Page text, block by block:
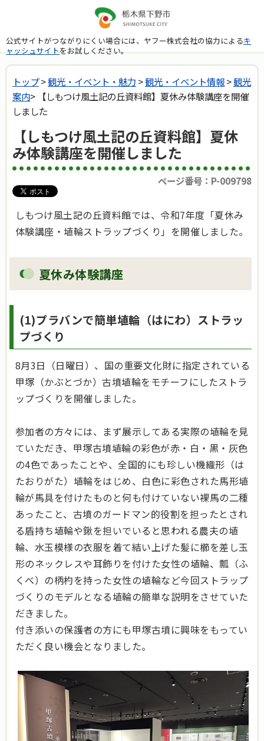
公式サイトがつながりにくい場合には、ヤフー株式会社の協力によるキ
ャッシュサイトをお試しください。
トップ>観光・イベント・魅力 >観光・イベント情報>観光
案内> 【しもつけ風土記の丘資料館】夏休み体験講座を開催
しました
【しもつけ風土記の丘資料館】夏休
み体験講座を開催しました
ページ番号：P-009798
しもつけ風土記の丘資料館では、令和7年度「夏休み
体験講座・埴輪ストラップづくり」を開催しました。
夏休み体験講座
(1)プラバンで簡単埴輪（はにわ）ストラッ
プづくり
8月3日（日曜日）、国の重要文化財に指定されている
甲塚（かぶとづか）古墳埴輪をモチーフにしたストラ
ップづくりを開催しました。
参加者の方々には、まず展示してある実際の埴輪を見
ていただき、甲塚古墳埴輪の彩色が赤・白・黒・灰色
の4色であったことや、全国的にも珍しい機織形（は
たおりがた）埴輪をはじめ、白色に彩色された馬形埴
輪が馬具を付けたものと何も付けていない裸馬の二種
あったこと、古墳のガードマン的役割を担ったとされ
る盾持ち埴輪や鍬を担いでいると思われる農夫の埴
輪、水玉模様の衣服を着て結い上げた髪に櫛を差し玉
形のネックレスや耳飾りを付けた女性の埴輪、瓢（ふ
くべ）の柄杓を持った女性の埴輪など今回ストラップ
づくりのモデルとなる埴輪の簡単な説明をさせていた
だきました。
付き添いの保護者の方にも甲塚古墳に興味をもってい
ただく良い機会となりました。